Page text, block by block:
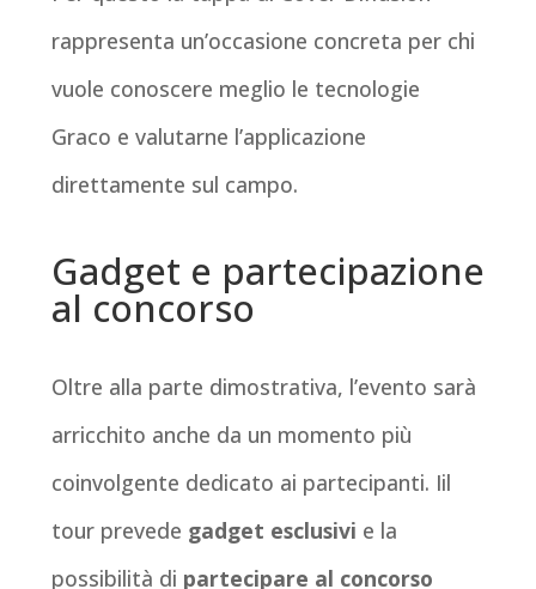
rappresenta un’occasione concreta per chi
vuole conoscere meglio le tecnologie
Graco e valutarne l’applicazione
direttamente sul campo.
Gadget e partecipazione
al concorso
Oltre alla parte dimostrativa, l’evento sarà
arricchito anche da un momento più
coinvolgente dedicato ai partecipanti. Iil
tour prevede gadget esclusivi e la
possibilità di partecipare al concorso